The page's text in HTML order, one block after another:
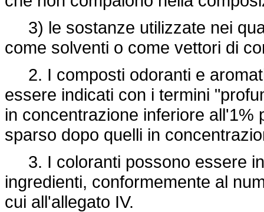
3) le sostanze utilizzate nei
come solventi o come vettori di
2. I composti odoranti e
essere indicati con i termini
in concentrazione inferiore
sparso dopo quelli in
3. I coloranti possono essere
ingredienti, conformemente al
cui all'allegato IV.